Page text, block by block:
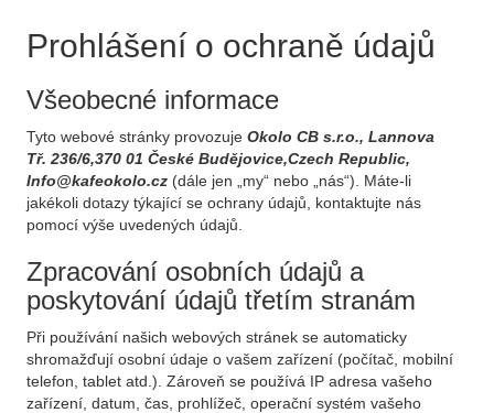
Prohlášení o ochraně údajů
Všeobecné informace
Tyto webové stránky provozuje Okolo CB s.r.o., Lannova
Tř. 236/6,370 01 České Budějovice,Czech Republic,
Info@kafeokolo.cz (dále jen „my“ nebo „nás“). Máte-li
jakékoli dotazy týkající se ochrany údajů, kontaktujte nás
pomocí výše uvedených údajů.
Zpracování osobních údajů a
poskytování údajů třetím stranám
Při používání našich webových stránek se automaticky
shromažďují osobní údaje o vašem zařízení (počítač, mobilní
telefon, tablet atd.). Zároveň se používá IP adresa vašeho
zařízení, datum, čas, prohlížeč, operační systém vašeho